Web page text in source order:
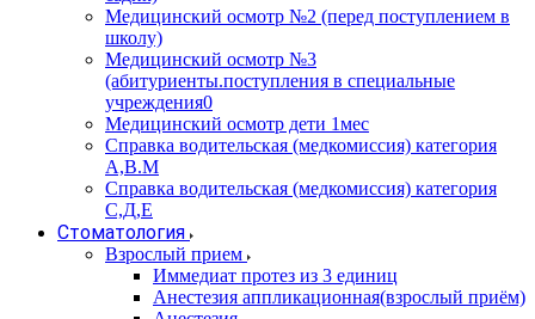
Медицинский осмотр №2 (перед поступлением в
школу)
Медицинский осмотр №3
(абитуриенты.поступления в специальные
учреждения0
Медицинский осмотр дети 1мес
Справка водительская (медкомиссия) категория
А,В.М
Справка водительская (медкомиссия) категория
С,Д,Е
Стоматология
Взрослый прием
Иммедиат протез из 3 единиц
Анестезия аппликационная(взрослый приём)